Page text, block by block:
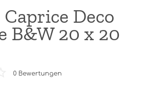
Deco
B&W 20 x 20
0 Bewertungen